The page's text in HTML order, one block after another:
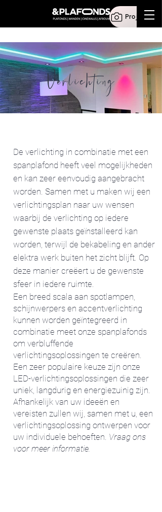
Projecten
Verlichting
De verlichting in combinatie met een
spanplafond heeft veel mogelijkheden
en kan zeer eenvoudig aangebracht
worden. Samen met u maken wij een
verlichtingsplan naar uw wensen
waarbij de verlichting op iedere
gewenste plaats geïnstalleerd kan
worden, terwijl de bekabeling en ander
elektra werk buiten het zicht blijft. Op
deze manier creëert u de gewenste
sfeer in iedere ruimte.
Een breed scala aan spotlampen,
schijnwerpers en accentverlichting
kunnen worden geïntegreerd in
combinatie meet onze spanplafonds
om verbluffende
verlichtingsoplossingen te creëren.
Een zeer populaire keuze zijn onze
LED-verlichtingsoplossingen die zeer
uniek, langdurig en energiezuinig zijn.
Afhankelijk van uw ideeën en
vereisten zullen wij, samen met u, een
verlichtingsoplossing ontwerpen voor
uw individuele behoeften. Vraag ons
voor meer informatie.